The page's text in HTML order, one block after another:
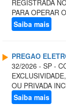
REGISTRADA
PARA OPERAR
Saiba mais
PREGAO
32/2026 - SP -
OU PRIVADA
Saiba mais